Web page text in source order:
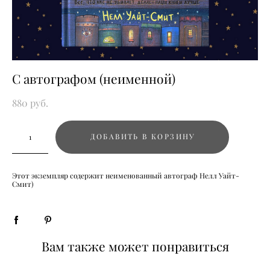
С автографом (неименной)
880 pуб.
ДОБАВИТЬ В КОРЗИНУ
Этот экземпляр содержит неименованный автограф Нелл Уайт-
Смит)
Вам также может понравиться